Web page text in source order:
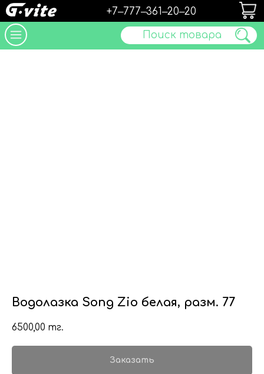
Поиск товара
+7‒777‒361‒20‒20
Водолазка Song Zio белая, разм. 77
6500,00 тг.
Заказать